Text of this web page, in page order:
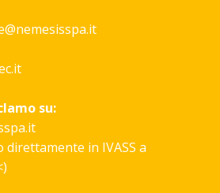
su:
in IVASS a